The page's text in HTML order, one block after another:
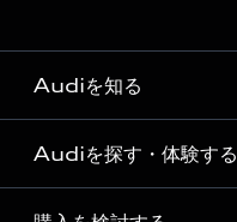
Audiを知る
Audi ブランド
Story of Progress
Audiを探す・体験する